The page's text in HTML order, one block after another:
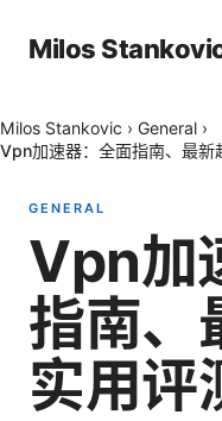
Milos
Milos Stankovic › General ›
Vpn加速器：全面指南、最新
GENERAL
Vpn加
指南、
实用评